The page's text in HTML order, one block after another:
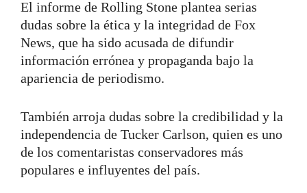
El informe de Rolling Stone plantea serias
dudas sobre la ética y la integridad de Fox
News, que ha sido acusada de difundir
información errónea y propaganda bajo la
apariencia de periodismo.
También arroja dudas sobre la credibilidad y la
independencia de Tucker Carlson, quien es uno
de los comentaristas conservadores más
populares e influyentes del país.